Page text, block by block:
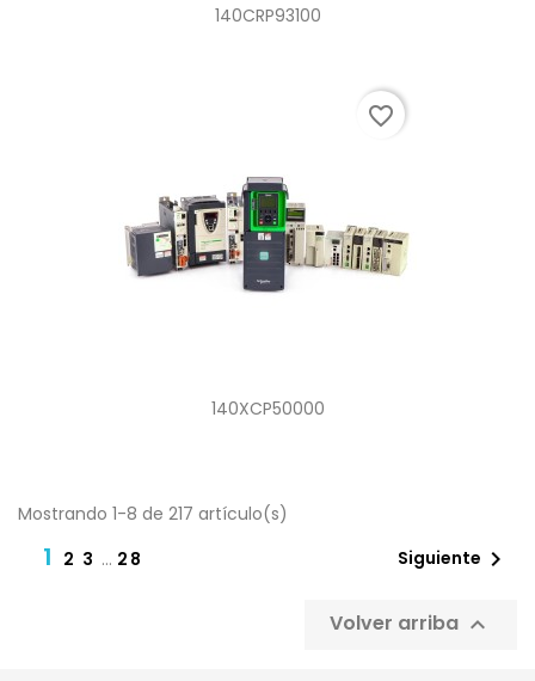
140CRP93100
140XCP50000
favorite_border
Mostrando 1-8 de 217 artículo(s)
1 2 3 … 28 Siguiente 
Volver arriba 